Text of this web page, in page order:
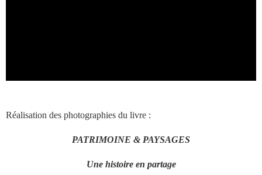
Réalisation des photographies du livre :
PATRIMOINE & PAYSAGES
Une histoire en partage